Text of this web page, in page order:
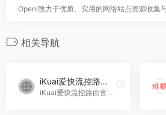
OpenI致力于优质、实用的网络站点资源收集
相关导航
iKuai爱快流控路由官方论坛
iKuai爱快流控路由官方网站-免费流控路由 ...，iKuai爱快流控路由官方论坛官网入口网址